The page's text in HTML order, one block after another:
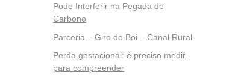
Pode Interferir na Pegada de
Carbono
Parceria – Giro do Boi – Canal Rural
Perda gestacional: é preciso medir
para compreender